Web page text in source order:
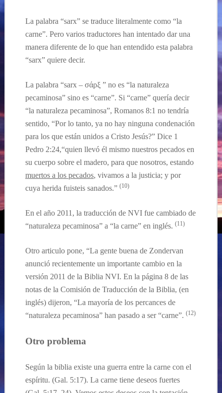
La palabra “sarx” se traduce literalmente como “la
carne”. Pero varios traductores han intentado dar una
manera diferente de lo que han entendidoesta palabra
“sarx” quiere decir.
La palabra “sarx – σάρξ ” no es “la naturaleza
pecaminosa” sino es “carne”. Si “carne” quería decir
“la naturaleza pecaminosa”, Romanos 8:1 no tendría
sentido, “Por lo tanto, ya no hay ninguna condenación
para los que están unidos a Cristo Jesús?” Dice 1
Pedro 2:24,“quien llevó él mismo nuestros pecados en
su cuerpo sobre el madero, para que nosotros, estando
muertos a los pecados, vivamos a la justicia; y por
cuya herida fuisteis sanados.” (10)
En el año 2011, la traducción de NVI fue cambiado de
“naturaleza pecaminosa” a “la carne” en inglés. (11)
Otro articulo pone, “La gente buena de Zondervan
anunció recientemente un importante cambio en la
versión 2011 de la Biblia NVI. En la página 8 de las
notas de la Comisión de Traducción de la Biblia, (en
inglés) dijeron, “La mayoría de los percances de
“naturaleza pecaminosa” han pasado a ser “carne”. (12)
Otro problema
Según la biblia existe una guerra entre la carne con el
espíritu. (Gal. 5:17). La carne tiene deseos fuertes